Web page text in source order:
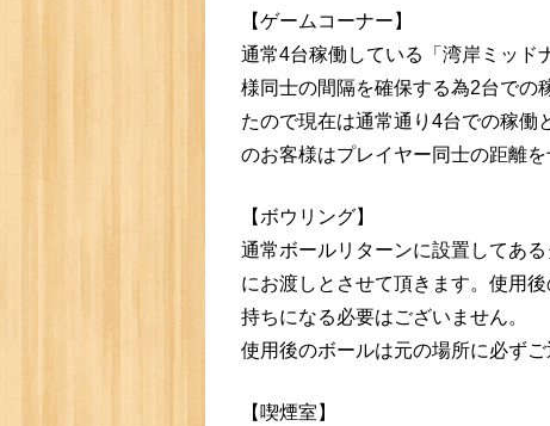
【ゲームコーナー】
通常4台稼働している「湾岸ミッド
様同士の間隔を確保する為2台での
たので現在は通常通り4台での稼働
のお客様はプレイヤー同士の距離
【ボウリング】
通常ボールリターンに設置してあ
にお渡しとさせて頂きます。使用
持ちになる必要はございません。
使用後のボールは元の場所に必ずご
【喫煙室】